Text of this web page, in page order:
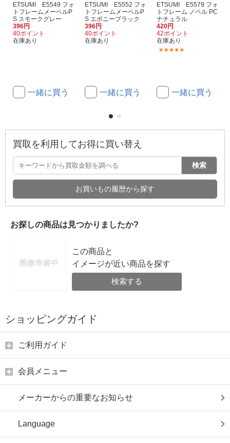
ETSUMI E5549 フォ
トフレームメーベルP
S スモークグレー
396円
40ポイント
在庫あり
一緒に買う
ETSUMI E5552 フォ
トフレームメーベルP
S エボニーブラック
396円
40ポイント
在庫あり
一緒に買う
ETSUMI E5579 フォ
トフレーム ノベル PC
ナチュラル
420円
42ポイント
在庫あり
一緒に買う
買取を利用してお得に買い替え
検索
お買いもの履歴から探す
お探しの商品は見つかりましたか?
この商品と
イメージが近い商品を探す
検索する
ショッピングガイド
ご利用ガイド
会員メニュー
メーカーからの重要なお知らせ
Language